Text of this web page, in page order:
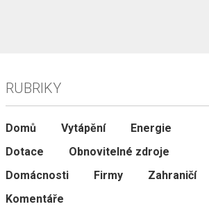
RUBRIKY
Domů Vytápění
Energie
Dotace
Obnovitelné zdroje
Domácnosti
Firmy
Zahraničí
Komentáře